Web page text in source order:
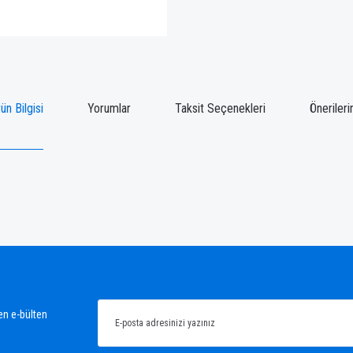
Bilgisi Yorumlar Taksit Seçenekleri
Bu ürüne ilk yorumu siz yapın!
e-bülten